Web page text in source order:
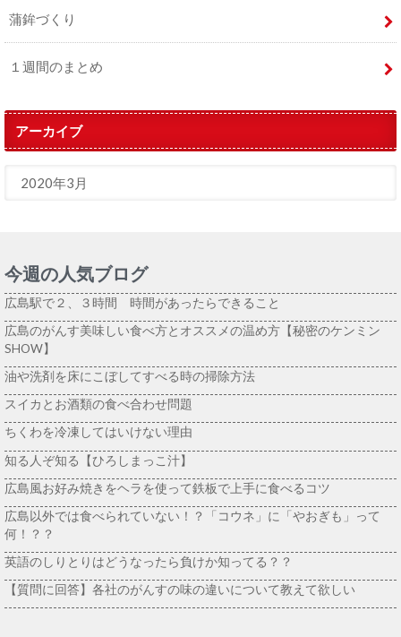
蒲鉾づくり
１週間のまとめ
アーカイブ
今週の人気ブログ
広島駅で２、３時間 時間があったらできること
広島のがんす美味しい食べ方とオススメの温め方【秘密のケンミン
SHOW】
油や洗剤を床にこぼしてすべる時の掃除方法
スイカとお酒類の食べ合わせ問題
ちくわを冷凍してはいけない理由
知る人ぞ知る【ひろしまっこ汁】
広島風お好み焼きをヘラを使って鉄板で上手に食べるコツ
広島以外では食べられていない！？「コウネ」に「やおぎも」って
何！？？
英語のしりとりはどうなったら負けか知ってる？？
【質問に回答】各社のがんすの味の違いについて教えて欲しい